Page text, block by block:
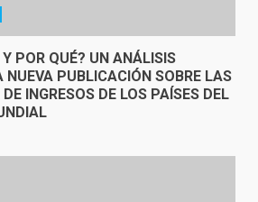
POR QUÉ? UN ANÁLISIS
NUEVA PUBLICACIÓN SOBRE LAS
INGRESOS DE LOS PAÍSES DEL